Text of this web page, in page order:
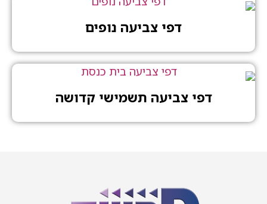
דפי צביעה נופים
דפי צביעה תשמישי קדושה